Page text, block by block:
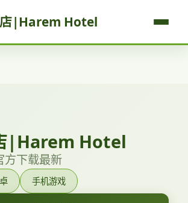
|Harem Hotel
|Harem Hotel
方下载最新
手机游戏